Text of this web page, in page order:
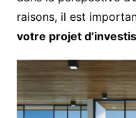
raisons, il est
votre projet